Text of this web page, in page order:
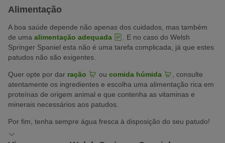
Alimentação
A boa saúde depende não apenas dos cuidados, mas também
de uma alimentação adequada
. E no caso do Welsh
Springer Spaniel esta não é uma tarefa complicada, já que estes
patudos não são exigentes.
Quer opte por dar ração ou comida húmida
, consulte
atentamente os ingredientes e escolha uma alimentação rica em
proteínas de origem animal e que contenha as vitaminas e
minerais necessários aos patudos.
Por fim, tenha sempre água fresca à disposição do seu patudo!